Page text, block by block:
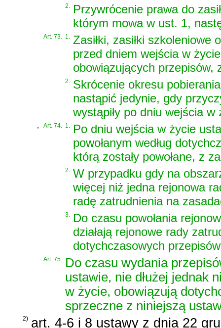
2. Przywrócenie prawa do
którym mowa w ust. 1,
Art. 73. 1. Zasiłki, zasiłki
przed dniem wejścia w
obowiązujących przepisów,
2. Skrócenie okresu
nastąpić jedynie, gdy
wystąpiły po dniu wejścia w
„ Art. 74. 1. Po dniu wejścia w życie
powołanym według
którą zostały powołane, z
2. W przypadku gdy na
więcej niż jedna rejonowa
radę zatrudnienia na
3. Do czasu powołania
działają rejonowe rady
dotychczasowych
Art. 75. Do czasu wydania
ustawie, nie dłużej jednak
w życie, obowiązują
sprzeczne z niniejszą
2) art. 4-6 i 8 ustawy z dnia 22